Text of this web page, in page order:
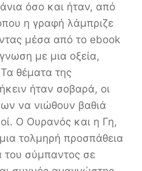
όσο και ήταν, από
η γραφή λάμπριζε
μέσα από το ebook
με μια οξεία,
Τα θέματα της
ήταν σοβαρά, οι
να νιώθουν βαθιά
Ο Ουρανός και η Γη,
τολμηρή προσπάθεια
του σύμπαντος σε